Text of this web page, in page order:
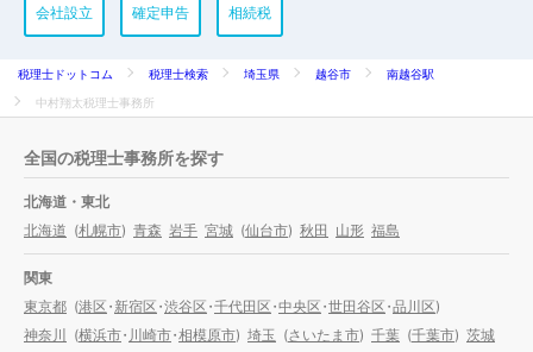
会社設立 確定申告 相続税
税理士ドットコム 税理士検索 埼玉県 越谷市
南越谷駅
中村翔太税理士事務所
全国の税理士事務所を探す
北海道・東北
北海道 (札幌市) 青森 岩手 宮城 (仙台市) 秋田 山形 福島
関東
東京都 (港区・新宿区・渋谷区・千代田区・中央区・世田谷区・品川区)
神奈川 (横浜市・川崎市・相模原市) 埼玉 (さいたま市) 千葉 (千葉市) 茨城